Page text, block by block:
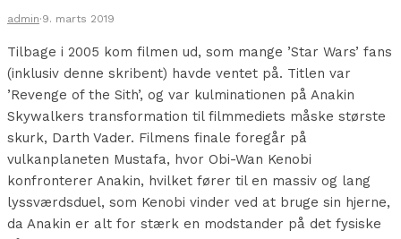
admin·9. marts 2019
Tilbage i 2005 kom filmen ud, som mange ’Star Wars’ fans
(inklusiv denne skribent) havde ventet på. Titlen var
’Revenge of the Sith’, og var kulminationen på Anakin
Skywalkers transformation til filmmediets måske største
skurk, Darth Vader. Filmens finale foregår på
vulkanplaneten Mustafa, hvor Obi-Wan Kenobi
konfronterer Anakin, hvilket fører til en massiv og lang
lyssværdsduel, som Kenobi vinder ved at bruge sin hjerne,
da Anakin er alt for stærk en modstander på det fysiske